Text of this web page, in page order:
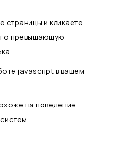
страницы и кликаете
превышающую
javascript в вашем
на поведение